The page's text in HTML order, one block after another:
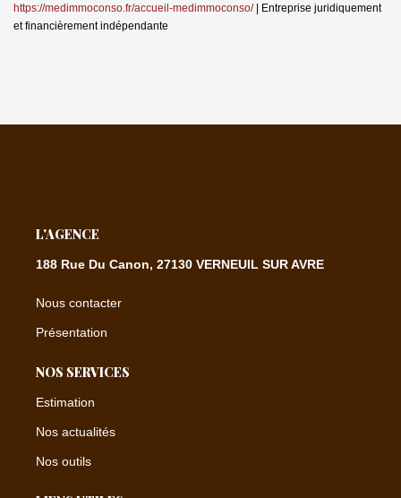
https://medimmoconso.fr/accueil-medimmoconso/| Entreprise juridiquement
et financièrement indépendante
L'AGENCE
188 Rue Du Canon, 27130 VERNEUIL SUR AVRE
Nous contacter
Présentation
NOS SERVICES
Estimation
Nos actualités
Nos outils